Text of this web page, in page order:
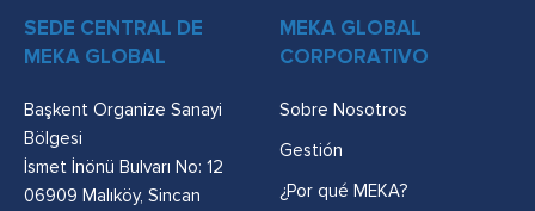
SEDE CENTRAL DE
MEKA GLOBAL
Başkent Organize Sanayi
Bölgesi
İsmet İnönü Bulvarı No: 12
06909 Malıköy, Sincan
MEKA GLOBAL
CORPORATIVO
Sobre Nosotros
Gestión
¿Por qué MEKA?